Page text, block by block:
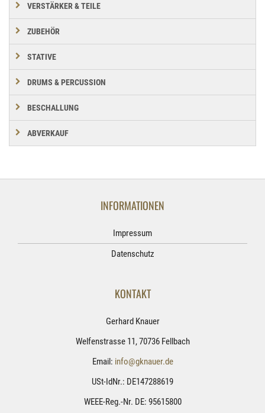
VERSTÄRKER & TEILE
ZUBEHÖR
STATIVE
DRUMS & PERCUSSION
BESCHALLUNG
ABVERKAUF
INFORMATIONEN
Impressum
Datenschutz
KONTAKT
Gerhard Knauer
Welfenstrasse 11, 70736 Fellbach
Email: info@gknauer.de
USt-IdNr.: DE147288619
WEEE-Reg.-Nr. DE: 95615800